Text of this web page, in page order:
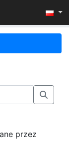
przez